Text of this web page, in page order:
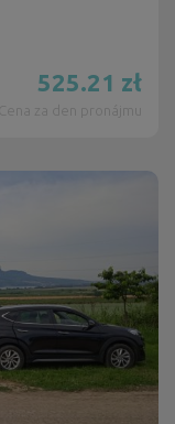
525.21 zł
Cena za den pronájmu